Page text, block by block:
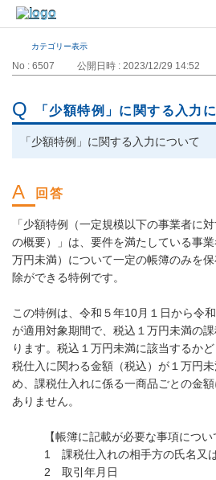
カテゴリー表示
No : 6507 公開日時 : 2023/12/29 14:52
「少額特例」に関する入力
「少額特例」に関する入力について
「少額特例（一定規模以下の事業者に
の概要）」は、要件を満たしている事
万円未満）について一定の帳簿のみを
除ができる特例です。
この特例は、令和５年10月１日から令
が適用対象期間で、税込１万円未満の
ります。税込１万円未満に該当するか
税仕入に関わる金額（税込）が１万円
め、課税仕入れに係る一商品ごとの金
ありません。
【帳簿に記載が必要な事項につい
1 課税仕入れの相手方の氏名又
2 取引年月日